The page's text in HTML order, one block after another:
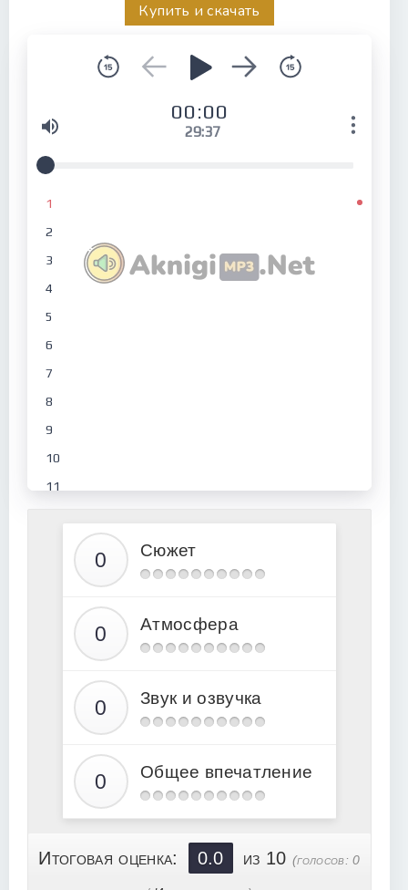
Купить и скачать
00:00
29:37
1
2
3
4
5
6
7
8
9
10
11
Сюжет
Атмосфера
Звук и озвучка
Общее впечатление
Итоговая оценка: 0.0 из 10(голосов:0